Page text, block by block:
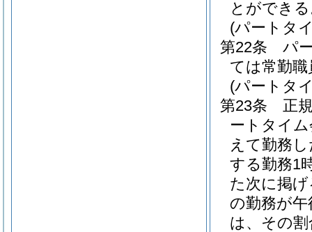
とができ
(パートタ
第22条
パ
ては常勤
(パートタ
第23条
正
ートタイ
えて勤務
する勤務1
た次に掲
の勤務が
は、その